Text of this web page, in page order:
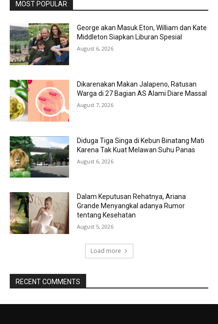
MOST POPULAR
George akan Masuk Eton, William dan Kate
Middleton Siapkan Liburan Spesial
August 6, 2026
Dikarenakan Makan Jalapeno, Ratusan
Warga di 27 Bagian AS Alami Diare Massal
August 7, 2026
Diduga Tiga Singa di Kebun Binatang Mati
Karena Tak Kuat Melawan Suhu Panas
August 6, 2026
Dalam Keputusan Rehatnya, Ariana
Grande Menyangkal adanya Rumor
tentang Kesehatan
August 5, 2026
Load more
RECENT COMMENTS